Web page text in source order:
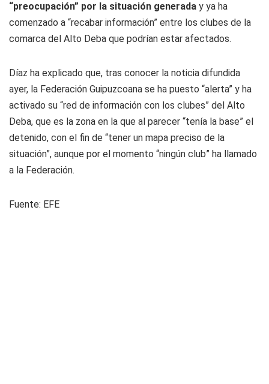
“preocupación” por la situación generada y ya ha
comenzado a “recabar información” entre los clubes de la
comarca del Alto Deba que podrían estar afectados.
Díaz ha explicado que, tras conocer la noticia difundida
ayer, la Federación Guipuzcoana se ha puesto “alerta” y ha
activado su “red de información con los clubes” del Alto
Deba, que es la zona en la que al parecer “tenía la base” el
detenido, con el fin de “tener un mapa preciso de la
situación”, aunque por el momento “ningún club” ha llamado
a la Federación.
Fuente: EFE